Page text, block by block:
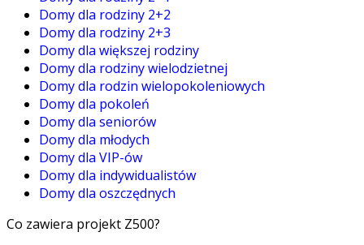
Domy dla rodziny 2+2
Domy dla rodziny 2+3
Domy dla większej rodziny
Domy dla rodziny wielodzietnej
Domy dla rodzin wielopokoleniowych
Domy dla pokoleń
Domy dla seniorów
Domy dla młodych
Domy dla VIP-ów
Domy dla indywidualistów
Domy dla oszczędnych
Co zawiera projekt Z500?